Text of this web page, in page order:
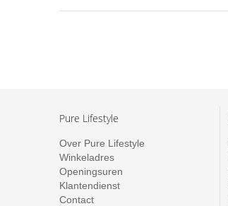
Pure Lifestyle
Over Pure Lifestyle
Winkeladres
Openingsuren
Klantendienst
Contact